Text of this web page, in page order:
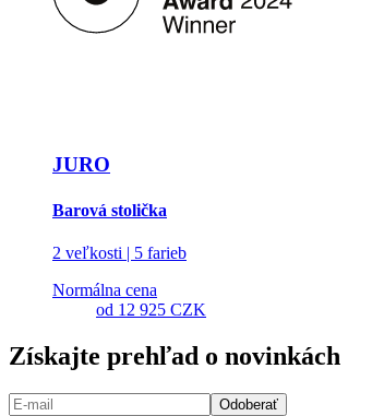
JURO
Barová stolička
2 veľkosti | 5 farieb
Normálna cena
od 12 925 CZK
Získajte prehľad o novinkách
Odoberať